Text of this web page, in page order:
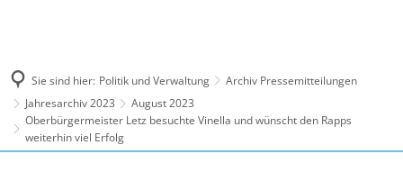
Sie sind hier: Politik und Verwaltung
Archiv Pressemitteilungen
Jahresarchiv 2023
August 2023
Oberbürgermeister Letz besuchte Vinella und wünscht den Rapps
weiterhin viel Erfolg